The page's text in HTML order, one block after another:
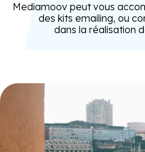
Mediamoov peut vous
des kits emailing, ou
dans la réalisation